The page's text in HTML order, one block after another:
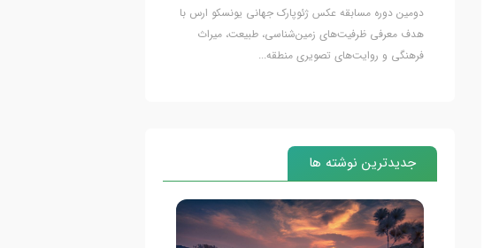
دومین دوره مسابقه عکس ژئوپارک جهانی یونسکو ارس با
هدف معرفی ظرفیت‌های زمین‌شناسی، طبیعت، میراث
فرهنگی و روایت‌های تصویری منطقه...
جدیدترین نوشته ها